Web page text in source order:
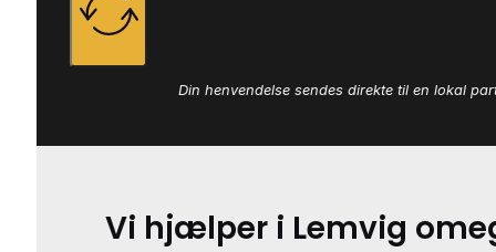
Din henvendelse sendes direkte til en lokal
Vi hjælper i Lemvig